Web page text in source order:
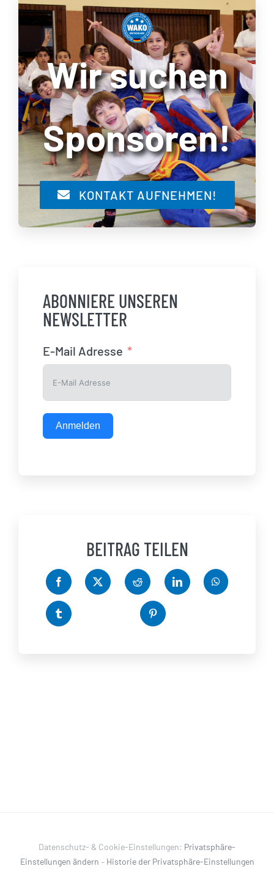
Wir suchen
Sponsoren!
KONTAKT AUFNEHMEN!
ABONNIERE UNSEREN
NEWSLETTER
E-Mail Adresse
Anmelden
BEITRAG TEILEN
Datenschutz- & Cookie-Einstellungen: Privatsphäre-
Einstellungen ändern – Historie der Privatsphäre-Einstellungen